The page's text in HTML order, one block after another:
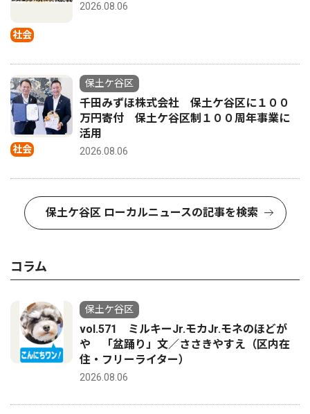
社会
2026.08.06
社会
保土ケ谷区
千田みずほ株式会社 保土ケ谷区に１００
万円寄付 保土ケ谷区制１００周年事業に
活用
2026.08.06
保土ケ谷区 ローカルニュースの記事を検索
コラム
保土ケ谷区
vol.571 ミルキーJr.モカJr.モネのほどが
や 「盆踊り」文／ささきやすえ（区内在
住・フリーライター）
2026.08.06